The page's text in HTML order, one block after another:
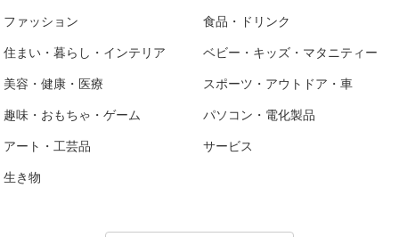
ファッション 食品・ドリンク
住まい・暮らし・インテリア ベビー・キッズ・マタニティー
美容・健康・医療 スポーツ・アウトドア・車
趣味・おもちゃ・ゲーム パソコン・電化製品
アート・工芸品 サービス
生き物